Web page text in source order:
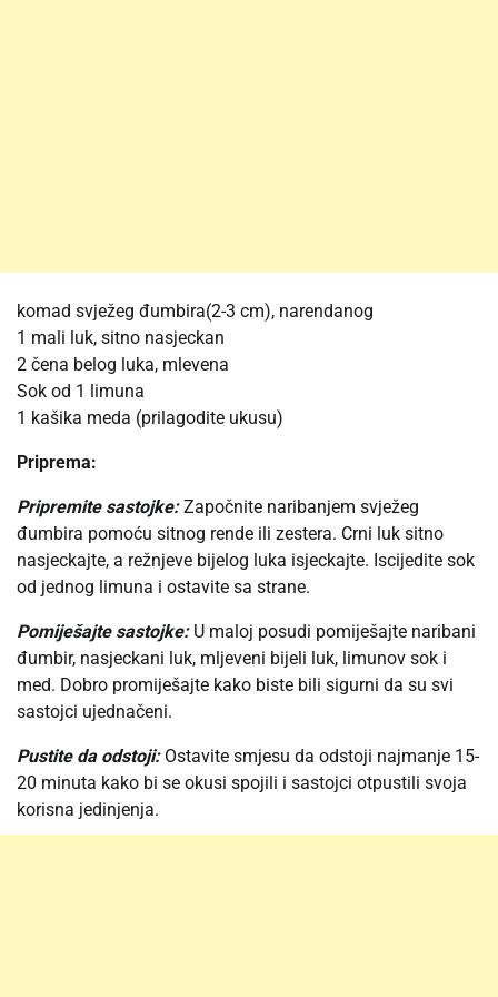
komad svježeg đumbira(2-3 cm), narendanog
1 mali luk, sitno nasjeckan
2 čena belog luka, mlevena
Sok od 1 limuna
1 kašika meda (prilagodite ukusu)
Priprema:
Pripremite sastojke:Započnite naribanjem svježeg
đumbira pomoću sitnog rende ili zestera. Crni luk sitno
nasjeckajte, a režnjeve bijelog luka isjeckajte. Iscijedite sok
od jednog limuna i ostavite sa strane.
Pomiješajte sastojke:U maloj posudi pomiješajte naribani
đumbir, nasjeckani luk, mljeveni bijeli luk, limunov sok i
med. Dobro promiješajte kako biste bili sigurni da su svi
sastojci ujednačeni.
Pustite da odstoji:Ostavite smjesu da odstoji najmanje 15-
20 minuta kako bi se okusi spojili i sastojci otpustili svoja
korisna jedinjenja.